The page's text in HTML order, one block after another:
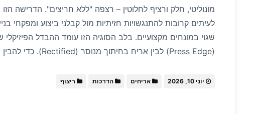
מונוליטי, חלק ורציף לחלוטין – רצפה "ללא חריצים". הדרישה הזו
לעיתים קרובות להתנגשויות חזיתיות מול קבלני ביצוע ומפקחי
שגוי במונחים מקצועיים. בלב הסוגיה הזו עומד ההבדל הפיזיקלי
(Press Edge) לבין אריח בחיתוך מנוסר (Rectified). כדי להבין מדוע אי…
יוני 10, 2026 אריחים הדרכות ריצוף